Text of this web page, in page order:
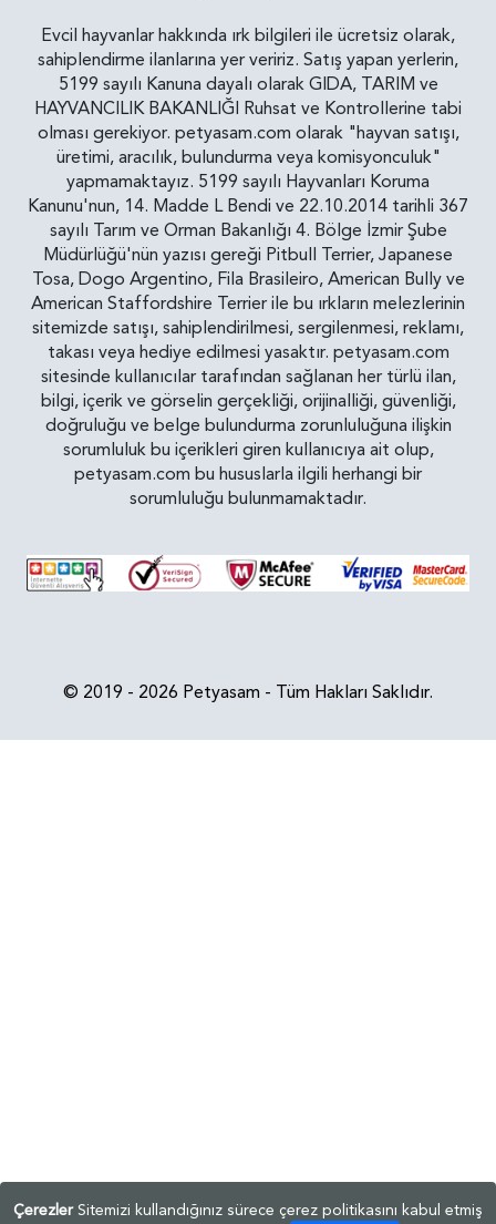
Çerezler Sitemizi kullandığınız sürece çerez politikasını kabul etmiş
Evcil hayvanlar hakkında ırk bilgileri ile ücretsiz olarak,
sahiplendirme ilanlarına yer veririz. Satış yapan yerlerin,
5199 sayılı Kanuna dayalı olarak GIDA, TARIM ve
HAYVANCILIK BAKANLIĞI Ruhsat ve Kontrollerine tabi
olması gerekiyor. petyasam.com olarak "hayvan satışı,
üretimi, aracılık, bulundurma veya komisyonculuk"
yapmamaktayız. 5199 sayılı Hayvanları Koruma
Kanunu'nun, 14. Madde L Bendi ve 22.10.2014 tarihli 367
sayılı Tarım ve Orman Bakanlığı 4. Bölge İzmir Şube
Müdürlüğü'nün yazısı gereği Pitbull Terrier, Japanese
Tosa, Dogo Argentino, Fila Brasileiro, American Bully ve
American Staffordshire Terrier ile bu ırkların melezlerinin
sitemizde satışı, sahiplendirilmesi, sergilenmesi, reklamı,
takası veya hediye edilmesi yasaktır. petyasam.com
sitesinde kullanıcılar tarafından sağlanan her türlü ilan,
bilgi, içerik ve görselin gerçekliği, orijinalliği, güvenliği,
doğruluğu ve belge bulundurma zorunluluğuna ilişkin
sorumluluk bu içerikleri giren kullanıcıya ait olup,
petyasam.com bu hususlarla ilgili herhangi bir
sorumluluğu bulunmamaktadır.
© 2019 - 2026 Petyasam - Tüm Hakları Saklıdır.